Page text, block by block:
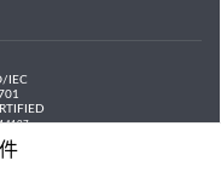
IEC
reserved.